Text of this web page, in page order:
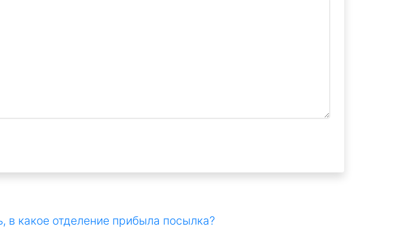
какое отделение прибыла посылка?